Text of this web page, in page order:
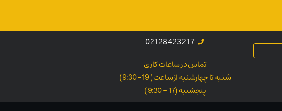
02128423217
تماس در ساعات کاری
شنبه تا چهارشنبه از ساعت ( 19- 9:30 )
پنجشنبه (17 - 9:30 )